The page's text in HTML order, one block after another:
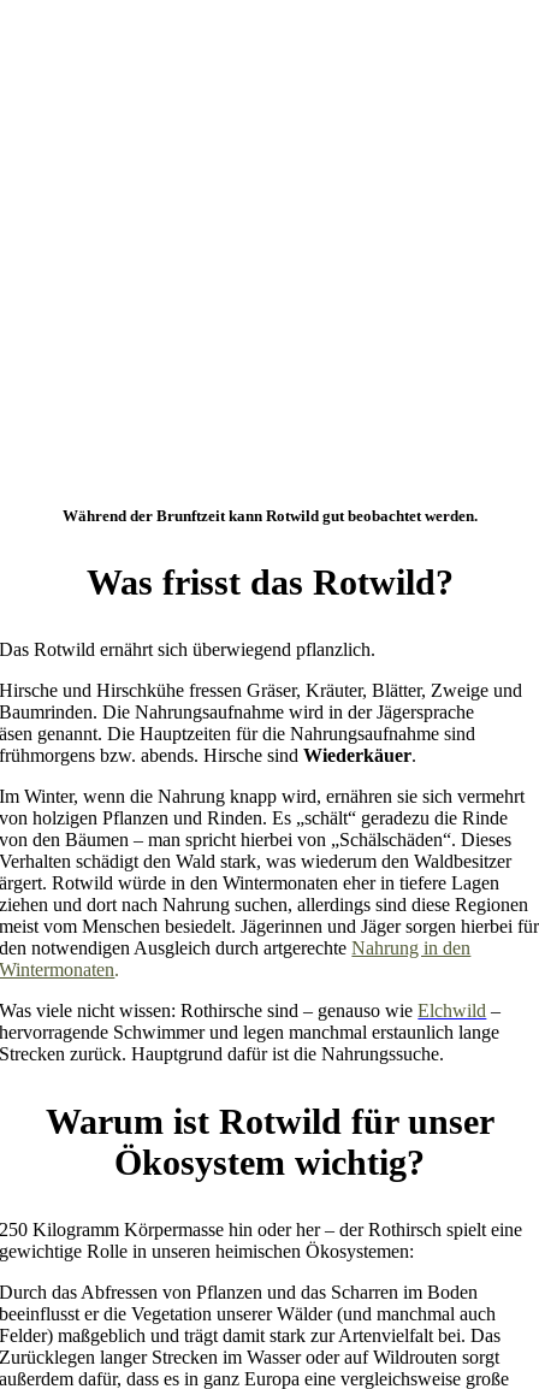
Während der Brunftzeit kann Rotwild gut beobachtet werden.
Was frisst das Rotwild?
Das Rotwild ernährt sich überwiegend pflanzlich.
Hirsche und Hirschkühe fressen Gräser, Kräuter, Blätter, Zweige und
Baumrinden. Die Nahrungsaufnahme wird in der Jägersprache
äsen genannt. Die Hauptzeiten für die Nahrungsaufnahme sind
frühmorgens bzw. abends. Hirsche sindWiederkäuer.
Im Winter, wenn die Nahrung knapp wird, ernähren sie sich vermehrt
von holzigen Pflanzen und Rinden. Es „schält“ geradezu die Rinde
von den Bäumen – man spricht hierbei von „Schälschäden“. Dieses
Verhalten schädigt den Wald stark, was wiederum den Waldbesitzer
ärgert. Rotwild würde in den Wintermonaten eher in tiefere Lagen
ziehen und dort nach Nahrung suchen, allerdings sind diese Regionen
meist vom Menschen besiedelt. Jägerinnen und Jäger sorgen hierbei für
den notwendigen Ausgleich durch artgerechteNahrung in den
Wintermonaten.
Was viele nicht wissen: Rothirsche sind – genauso wieElchwild –
hervorragende Schwimmer und legen manchmal erstaunlich lange
Strecken zurück. Hauptgrund dafür ist die Nahrungssuche.
Warum ist Rotwild für unser
Ökosystem wichtig?
250 Kilogramm Körpermasse hin oder her – der Rothirsch spielt eine
gewichtige Rolle in unseren heimischen Ökosystemen:
Durch das Abfressen von Pflanzen und das Scharren im Boden
beeinflusst er die Vegetation unserer Wälder (und manchmal auch
Felder) maßgeblich und trägt damit stark zur Artenvielfalt bei. Das
Zurücklegen langer Strecken im Wasser oder auf Wildrouten sorgt
außerdem dafür, dass es in ganz Europa eine vergleichsweise große